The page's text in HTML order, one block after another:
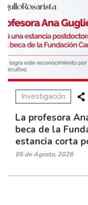
Investigación
La profesora
beca de la
estancia corta
05 de Agosto, 2026